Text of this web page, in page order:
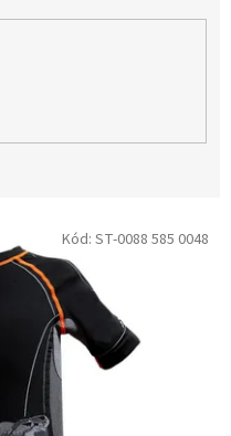
Kód: ST-0088 585 0048